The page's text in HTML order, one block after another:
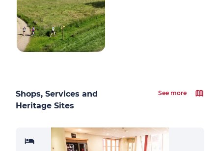
Shops, Services and
Heritage Sites
See more